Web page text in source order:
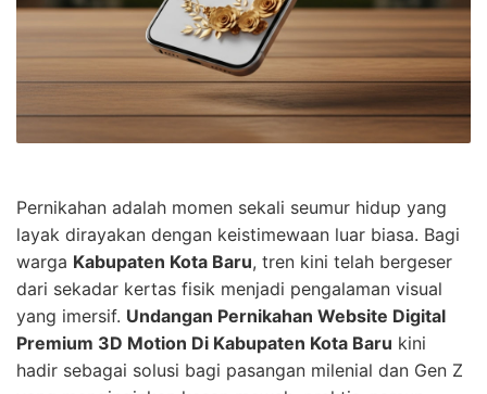
Pernikahan adalah momen sekali seumur hidup yang
layak dirayakan dengan keistimewaan luar biasa. Bagi
warga Kabupaten Kota Baru, tren kini telah bergeser
dari sekadar kertas fisik menjadi pengalaman visual
yang imersif. Undangan Pernikahan Website Digital
Premium 3D Motion Di Kabupaten Kota Baru kini
hadir sebagai solusi bagi pasangan milenial dan Gen Z